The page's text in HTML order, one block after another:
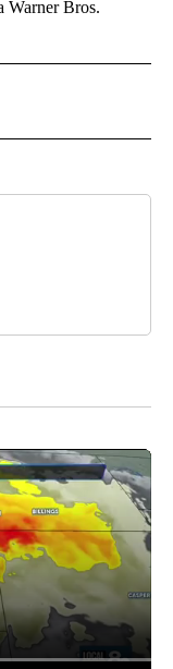
Bros.
NOTIFICATIONS ABOUT